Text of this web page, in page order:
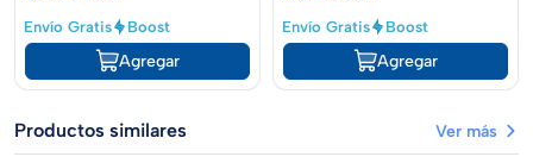
Envío Gratis
Boost
Agregar
Envío Gratis
Boost
Agregar
Productos similares Ver más